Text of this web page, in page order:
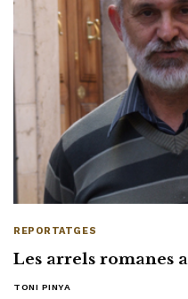
REPORTATGES
Les arrels romanes
TONI PINYA